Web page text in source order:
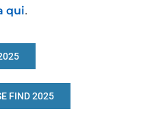
qui.
FIND 2025